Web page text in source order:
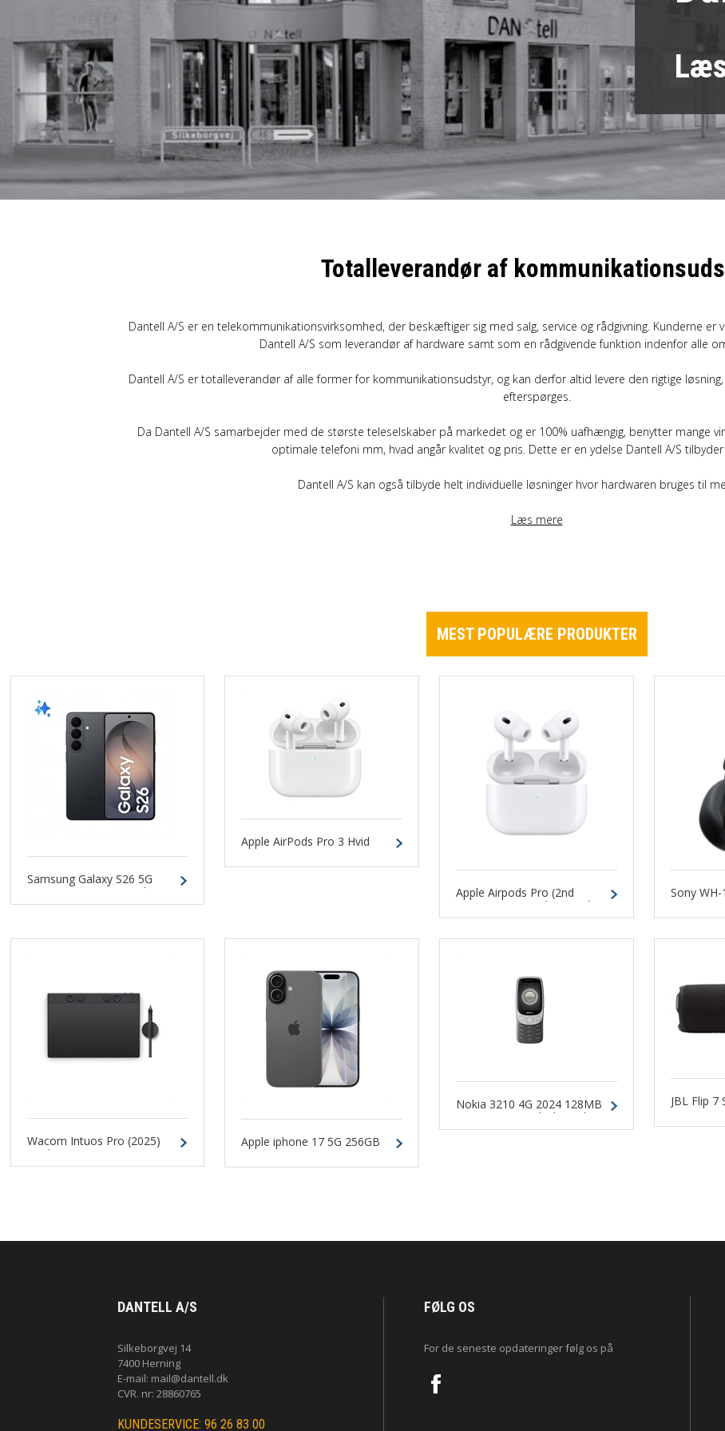
Samsung
Sony
Google
Xiaomi
Totalleverandør af
Dantell A/S er en telekommunikationsvirksomhed, der beskæftiger sig med salg, service og rådgivning. Kunderne
Dantell A/S som leverandør af hardware samt som en rådgivende funktion indenfor alle
Dantell A/S er totalleverandør af alle former for kommunikationsudstyr, og kan derfor altid levere den rigtige
efterspørges.
Da Dantell A/S samarbejder med de største teleselskaber på markedet og er 100% uafhængig, benytter mange
optimale telefoni mm, hvad angår kvalitet og pris. Dette er en ydelse Dantell A/S
Dantell A/S kan også tilbyde helt individuelle løsninger hvor hardwaren bruges til
Læs mere
MEST POPULÆRE PRODUKTER
Samsung Galaxy S26 5G
256GB 12GB Sort Dual-SIM
Apple AirPods Pro 3 Hvid
Apple Airpods Pro (2nd
Generation) Headset med
Magsafe Opladningsetui og
Sony
Wacom Intuos Pro (2025)
Medium Sort
Apple iphone 17 5G 256GB
Sort
Nokia 3210 4G 2024 128MB
64MB Grunge Black Dual-
SIM
JBL Flip 7
DANTELL A/S
Silkeborgvej 14
7400 Herning
E-mail: mail@dantell.dk
CVR. nr: 28860765
KUNDESERVICE: 96 26 83 00
FØLG OS
For de seneste opdateringer følg os på